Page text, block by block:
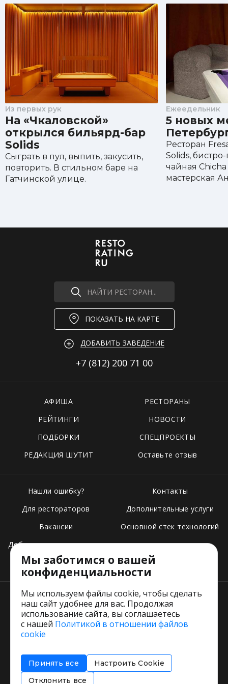
Из первых рук
На «Чкаловской»
открылся бильярд-бар
Solids
Сыграть в пул, выпить, закусить,
повторить. В стильном баре на
Гатчинской улице.
Ежеедельник
5 новых
Ресторан
Solids,
чайная Chicha
мастерская
НАЙТИ РЕСТОРАН...
ПОКАЗАТЬ НА КАРТЕ
ДОБАВИТЬ ЗАВЕДЕНИЕ
+7 (812) 200 71 00
АФИША
РЕСТОРАНЫ
РЕЙТИНГИ
НОВОСТИ
ПОДБОРКИ
СПЕЦПРОЕКТЫ
РЕДАКЦИЯ ШУТИТ
Оставьте отзыв
Нашли ошибку?
Для рестораторов
Вакансии
Добавить свое заведение
Тарифы
Контакты
Дополнительные услуги
Основной стек технологий
Пользовательское соглашение
Соглашение об информировании
Политика использования cookies
Мы заботимся о вашей
конфиденциальности
Мы используем файлы cookie, чтобы сделать
наш сайт удобнее для вас. Продолжая
использование сайта, вы соглашаетесь
с нашей Политикой в отношении файлов
cookie
Принять все
Настроить Cookie
Отклонить все